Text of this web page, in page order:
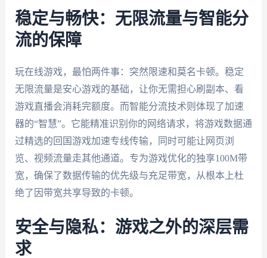
稳定与畅快：无限流量与智能分
流的保障
玩在线游戏，最怕两件事：突然限速和莫名卡顿。稳定
无限流量是安心游戏的基础，让你无需担心刷副本、看
游戏直播会消耗完额度。而智能分流技术则体现了加速
器的“智慧”。它能精准识别你的网络请求，将游戏数据通
过精选的回国游戏加速专线传输，同时可能让网页浏
览、视频流量走其他通道。专为游戏优化的独享100M带
宽，确保了数据传输的优先级与充足带宽，从根本上杜
绝了因带宽共享导致的卡顿。
安全与隐私：游戏之外的深层需
求